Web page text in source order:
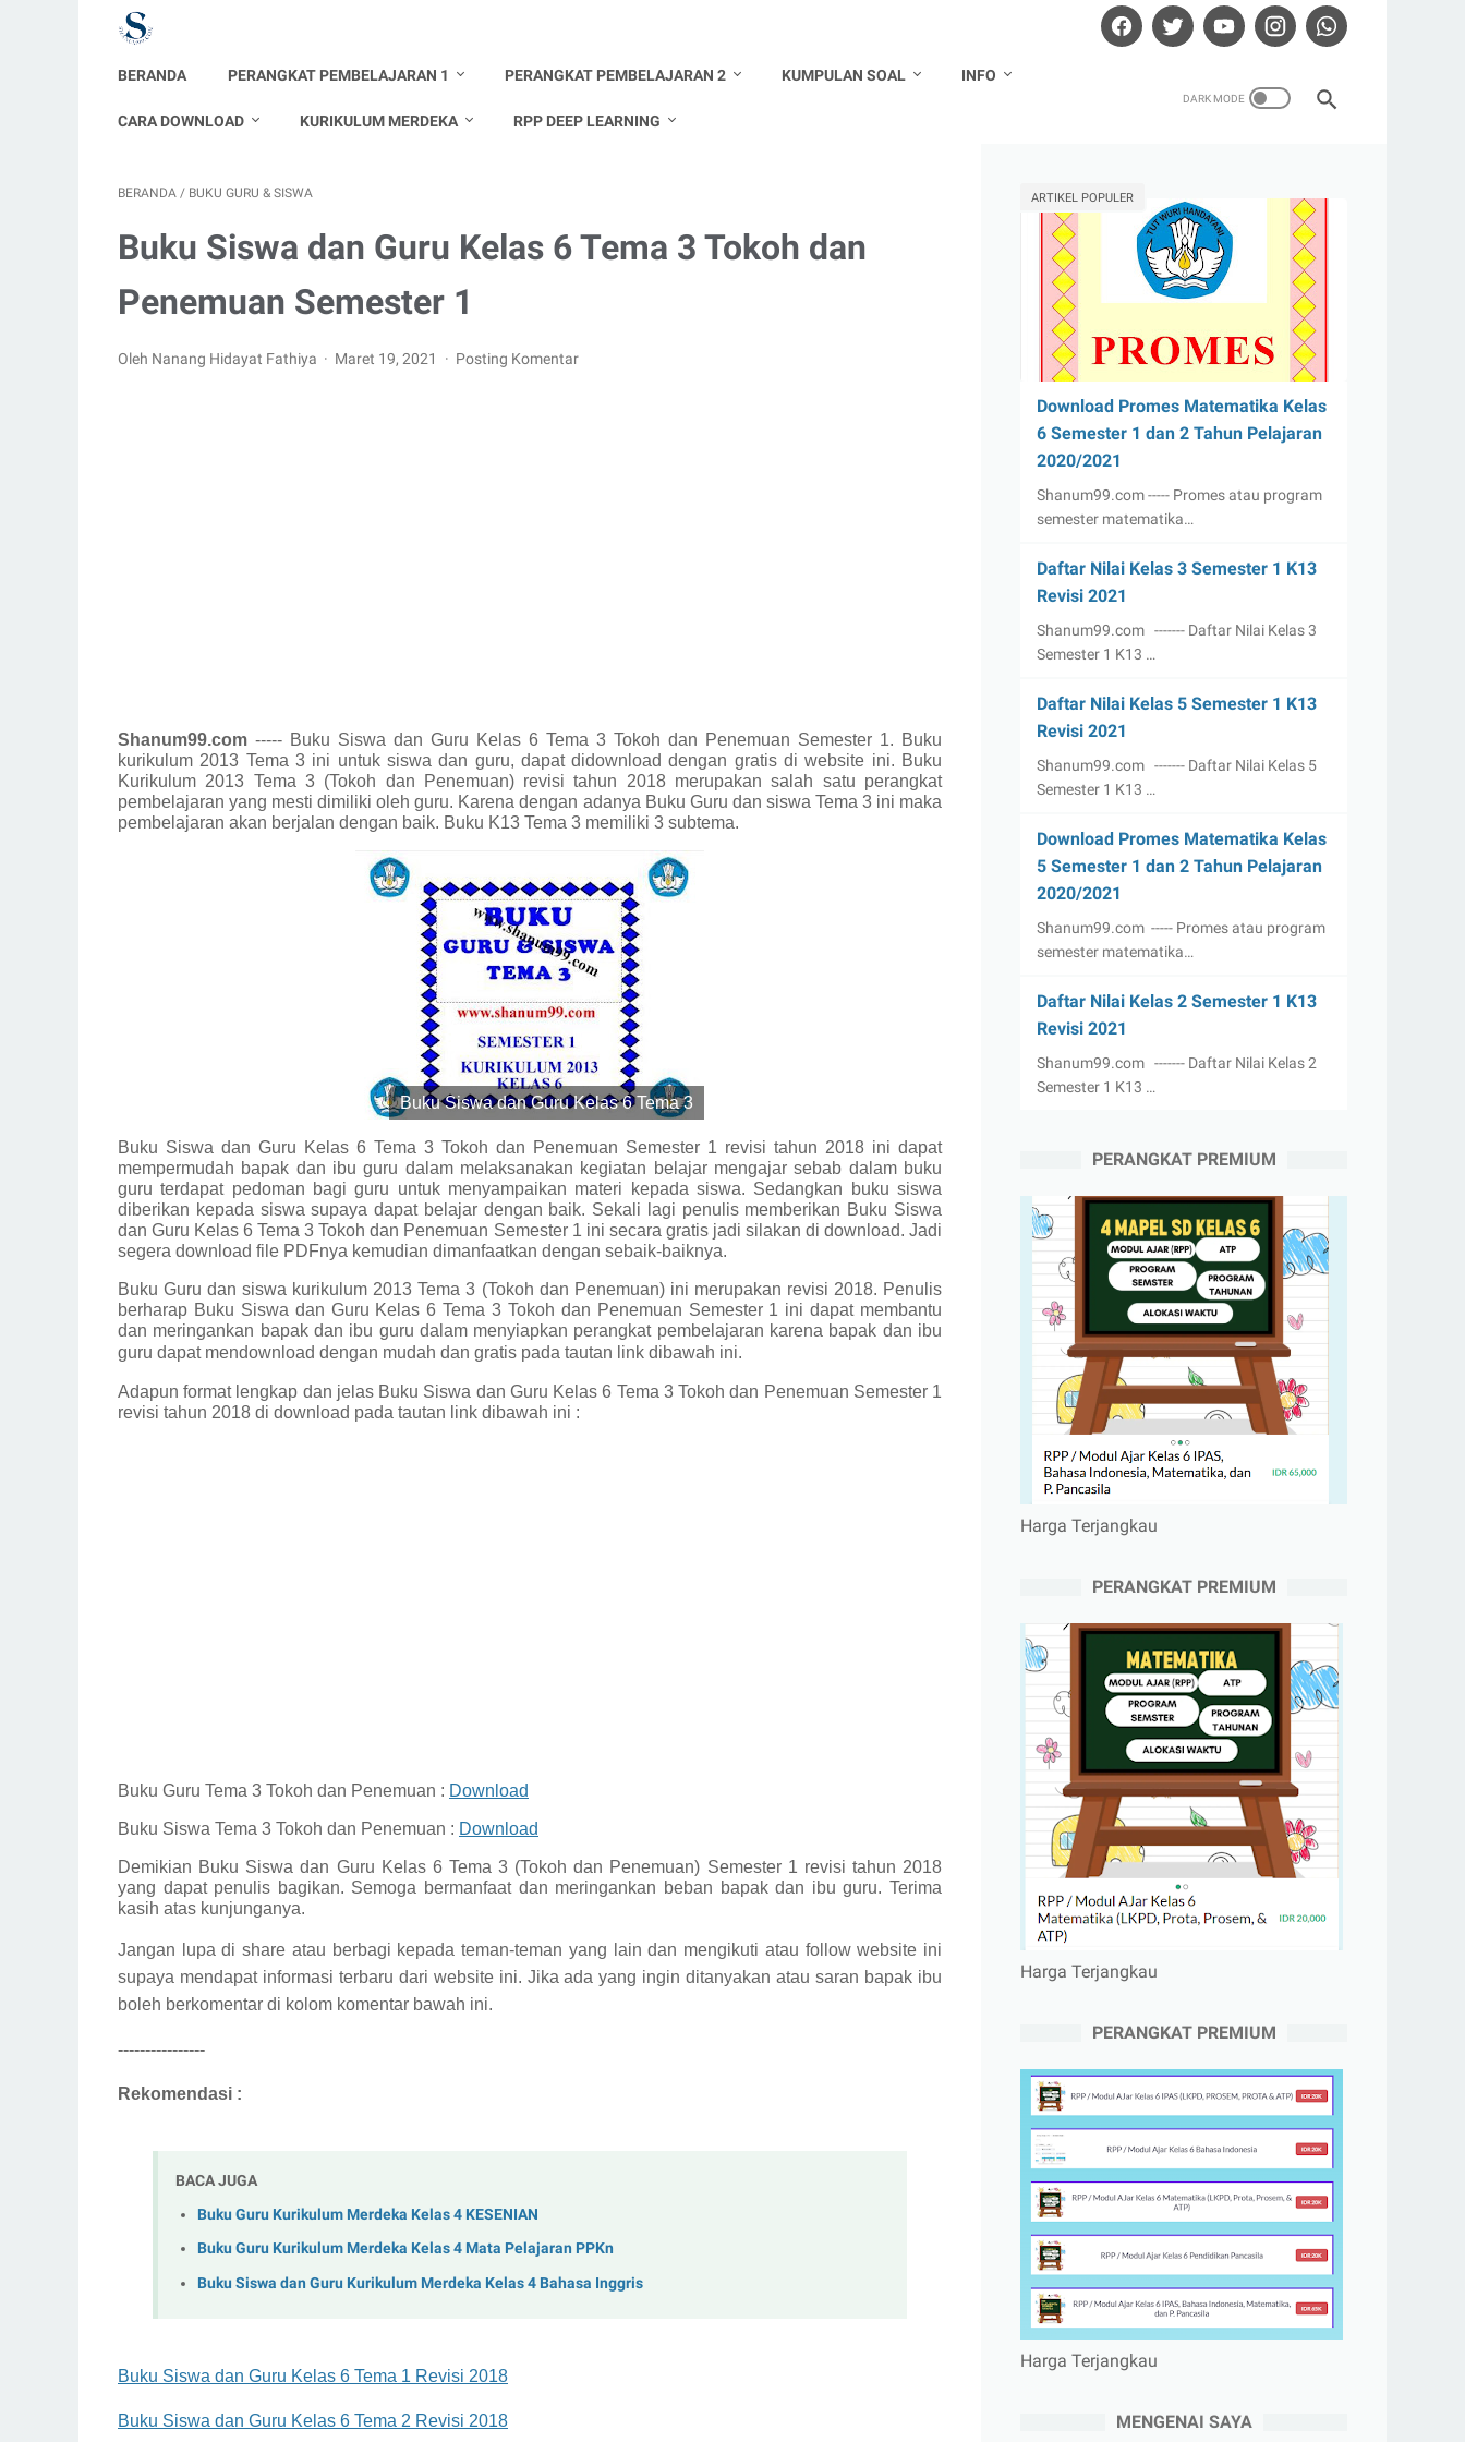
BERANDA PERANGKAT PEMBELAJARAN 1 PERANGKAT PEMBELAJARAN 2 KUMPULAN SOAL INFO
CARA DOWNLOAD KURIKULUM MERDEKA RPP DEEP LEARNING
BERANDA / BUKU GURU & SISWA
Buku Siswa dan Guru Kelas 6 Tema 3 Tokoh dan
Penemuan Semester 1
Oleh Nanang Hidayat Fathiya Maret 19, 2021 Posting Komentar
Shanum99.com ----- Buku Siswa dan Guru Kelas 6 Tema 3 Tokoh dan Penemuan Semester 1. Buku
kurikulum 2013 Tema 3 ini untuk siswa dan guru, dapat didownload dengan gratis di website ini. Buku
Kurikulum 2013 Tema 3 (Tokoh dan Penemuan) revisi tahun 2018 merupakan salah satu perangkat
pembelajaran yang mesti dimiliki oleh guru. Karena dengan adanya Buku Guru dan siswa Tema 3 ini maka
pembelajaran akan berjalan dengan baik. Buku K13 Tema 3 memiliki 3 subtema.
Buku Siswa dan Guru Kelas 6 Tema 3
Buku Siswa dan Guru Kelas 6 Tema 3 Tokoh dan Penemuan Semester 1 revisi tahun 2018 ini dapat
mempermudah bapak dan ibu guru dalam melaksanakan kegiatan belajar mengajar sebab dalam buku
guru terdapat pedoman bagi guru untuk menyampaikan materi kepada siswa. Sedangkan buku siswa
diberikan kepada siswa supaya dapat belajar dengan baik. Sekali lagi penulis memberikan Buku Siswa
dan Guru Kelas 6 Tema 3 Tokoh dan Penemuan Semester 1 ini secara gratis jadi silakan di download. Jadi
segera download file PDFnya kemudian dimanfaatkan dengan sebaik-baiknya.
Buku Guru dan siswa kurikulum 2013 Tema 3 (Tokoh dan Penemuan) ini merupakan revisi 2018. Penulis
berharap Buku Siswa dan Guru Kelas 6 Tema 3 Tokoh dan Penemuan Semester 1 ini dapat membantu
dan meringankan bapak dan ibu guru dalam menyiapkan perangkat pembelajaran karena bapak dan ibu
guru dapat mendownload dengan mudah dan gratis pada tautan link dibawah ini.
Adapun format lengkap dan jelas Buku Siswa dan Guru Kelas 6 Tema 3 Tokoh dan Penemuan Semester 1
revisi tahun 2018 di download pada tautan link dibawah ini :
Buku Guru Tema 3 Tokoh dan Penemuan : Download
Buku Siswa Tema 3 Tokoh dan Penemuan : Download
Demikian Buku Siswa dan Guru Kelas 6 Tema 3 (Tokoh dan Penemuan) Semester 1 revisi tahun 2018
yang dapat penulis bagikan. Semoga bermanfaat dan meringankan beban bapak dan ibu guru. Terima
kasih atas kunjunganya.
Jangan lupa di share atau berbagi kepada teman-teman yang lain dan mengikuti atau follow website ini
supaya mendapat informasi terbaru dari website ini. Jika ada yang ingin ditanyakan atau saran bapak ibu
boleh berkomentar di kolom komentar bawah ini.
----------------
Rekomendasi :
BACA JUGA
Buku Guru Kurikulum Merdeka Kelas 4 KESENIAN
Buku Guru Kurikulum Merdeka Kelas 4 Mata Pelajaran PPKn
Buku Siswa dan Guru Kurikulum Merdeka Kelas 4 Bahasa Inggris
Buku Siswa dan Guru Kelas 6 Tema 1 Revisi 2018
Buku Siswa dan Guru Kelas 6 Tema 2 Revisi 2018
ARTIKEL POPULER
Download Promes Matematika Kelas
6 Semester 1 dan 2 Tahun Pelajaran
2020/2021
Shanum99.com ----- Promes atau program
semester matematika…
Daftar Nilai Kelas 3 Semester 1 K13
Revisi 2021
Shanum99.com ------- Daftar Nilai Kelas 3
Semester 1 K13 …
Daftar Nilai Kelas 5 Semester 1 K13
Revisi 2021
Shanum99.com ------- Daftar Nilai Kelas 5
Semester 1 K13 …
Download Promes Matematika Kelas
5 Semester 1 dan 2 Tahun Pelajaran
2020/2021
Shanum99.com ----- Promes atau program
semester matematika…
Daftar Nilai Kelas 2 Semester 1 K13
Revisi 2021
Shanum99.com ------- Daftar Nilai Kelas 2
Semester 1 K13 …
PERANGKAT PREMIUM
Harga Terjangkau
PERANGKAT PREMIUM
Harga Terjangkau
PERANGKAT PREMIUM
Harga Terjangkau
MENGENAI SAYA